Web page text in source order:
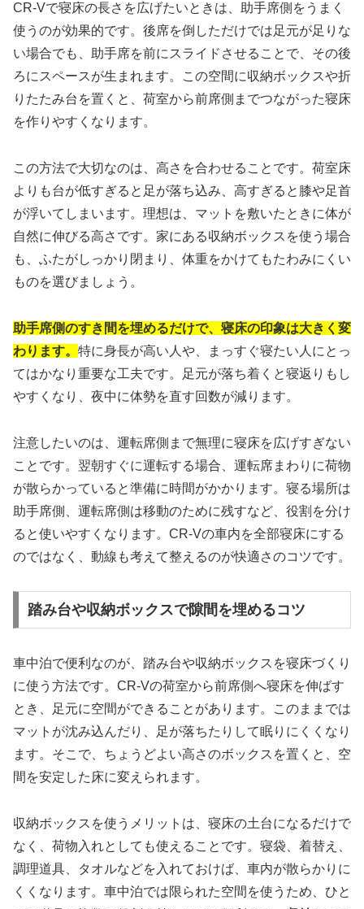
CR-Vで寝床の長さを広げたいときは、助手席側をうまく
使うのが効果的です。後席を倒しただけでは足元が足りな
い場合でも、助手席を前にスライドさせることで、その後
ろにスペースが生まれます。この空間に収納ボックスや折
りたたみ台を置くと、荷室から前席側までつながった寝床
を作りやすくなります。
この方法で大切なのは、高さを合わせることです。荷室床
よりも台が低すぎると足が落ち込み、高すぎると膝や足首
が浮いてしまいます。理想は、マットを敷いたときに体が
自然に伸びる高さです。家にある収納ボックスを使う場合
も、ふたがしっかり閉まり、体重をかけてもたわみにくい
ものを選びましょう。
助手席側のすき間を埋めるだけで、寝床の印象は大きく変
わります。 特に身長が高い人や、まっすぐ寝たい人にとっ
てはかなり重要な工夫です。足元が落ち着くと寝返りもし
やすくなり、夜中に体勢を直す回数が減ります。
注意したいのは、運転席側まで無理に寝床を広げすぎない
ことです。翌朝すぐに運転する場合、運転席まわりに荷物
が散らかっていると準備に時間がかかります。寝る場所は
助手席側、運転席側は移動のために残すなど、役割を分け
ると使いやすくなります。CR-Vの車内を全部寝床にする
のではなく、動線も考えて整えるのが快適さのコツです。
踏み台や収納ボックスで隙間を埋めるコツ
車中泊で便利なのが、踏み台や収納ボックスを寝床づくり
に使う方法です。CR-Vの荷室から前席側へ寝床を伸ばす
とき、足元に空間ができることがあります。このままでは
マットが沈み込んだり、足が落ちたりして眠りにくくなり
ます。そこで、ちょうどよい高さのボックスを置くと、空
間を安定した床に変えられます。
収納ボックスを使うメリットは、寝床の土台になるだけで
なく、荷物入れとしても使えることです。寝袋、着替え、
調理道具、タオルなどを入れておけば、車内が散らかりに
くくなります。車中泊では限られた空間を使うため、ひと